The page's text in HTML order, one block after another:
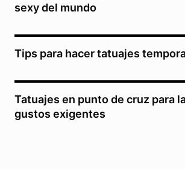
sexy del mundo
Tips para hacer tatuajes
Tatuajes en punto de cruz para
gustos exigentes